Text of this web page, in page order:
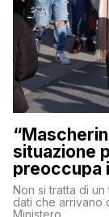
situazione
preoccupa
Non si tratta di
dati che arrivano